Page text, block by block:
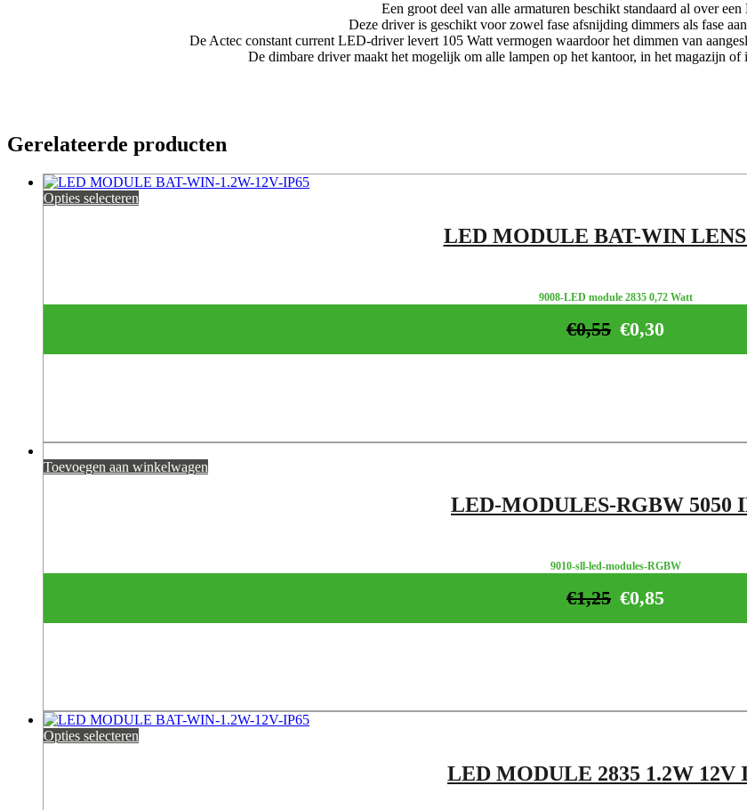
Een groot deel van alle armaturen beschikt standaard al over
Deze driver is geschikt voor zowel fase afsnijding dimmers als fase
De Actec constant current LED-driver levert 105 Watt vermogen waardoor het dimmen van
De dimbare driver maakt het mogelijk om alle lampen op het kantoor, in het magazijn of
Gerelateerde producten
Opties selecteren
LED MODULE BAT-WIN
9008-LED module 2835 0,72 Watt
€0,30
€0,55
Toevoegen aan winkelwagen
LED-MODULES-RGBW 5050
9010-sll-led-modules-RGBW
€0,85
€1,25
Opties selecteren
LED MODULE 2835 1.2W 12V